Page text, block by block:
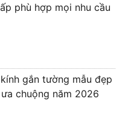
phù hợp mọi nhu cầu
gắn tường mẫu đẹp
chuộng năm 2026